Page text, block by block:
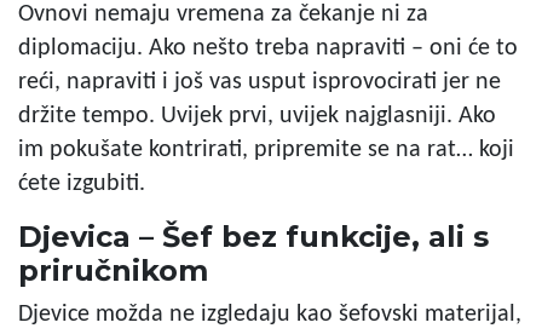
Ovnovi nemaju vremena za čekanje ni za
diplomaciju. Ako nešto treba napraviti – oni će to
reći, napraviti i još vas usput isprovocirati jer ne
držite tempo. Uvijek prvi, uvijek najglasniji. Ako
im pokušate kontrirati, pripremite se na rat… koji
ćete izgubiti.
Djevica – Šef bez funkcije, ali s
priručnikom
Djevice možda ne izgledaju kao šefovski materijal,